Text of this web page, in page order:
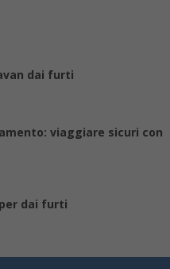
dai furti
viaggiare sicuri con
dai furti